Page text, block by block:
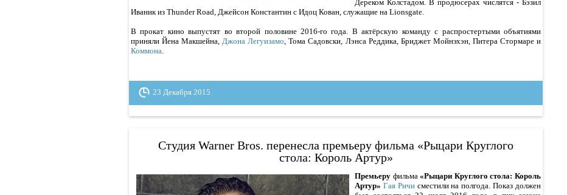
Дереком Колстадом. В продюсерах числятся - Бэзил
Иваник из Thunder Road, Джейсон Константин с Идоц Кован, служащие на Lionsgate.
В прокат кино выпустят во второй половине 2016-го года. В актёрскую команду с распростертыми объятиями
приняли Йена Макшейна,Джона Легуизамо, Тома Садовски, Лэнса Реддика, Бриджет Мойнэхэн, Питера Стормаре и
Коммона.
23 Декабря 2015
Студия Warner Bros. перенесла премьеру фильма «Рыцари Круглого
стола: Король Артур»
Премьеру фильма«Рыцари Круглого стола: Король
Артур» Гая Ричи сместили на полгода. Показ должен